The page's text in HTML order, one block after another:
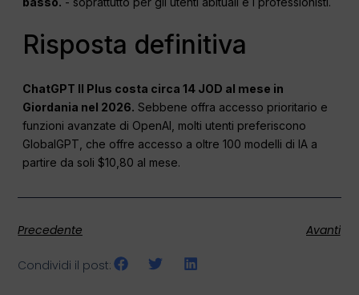
Risposta definitiva
ChatGPT Il Plus costa circa 14 JOD al mese in
Giordania nel 2026. Sebbene offra accesso prioritario e
funzioni avanzate di OpenAI, molti utenti preferiscono
GlobalGPT, che offre accesso a oltre 100 modelli di IA a
partire da soli $10,80 al mese.
Precedente Avanti
Condividi il post: